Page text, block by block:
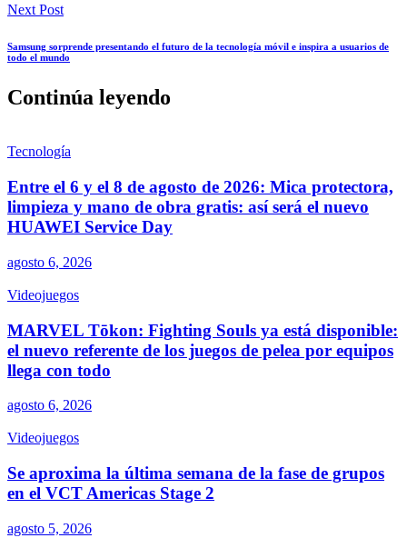
Next Post
Samsung sorprende presentando el futuro de la tecnología móvil e inspira a usuarios de
todo el mundo
Continúa leyendo
Tecnología
Entre el 6 y el 8 de agosto de 2026: Mica protectora,
limpieza y mano de obra gratis: así será el nuevo
HUAWEI Service Day
agosto 6, 2026
Videojuegos
MARVEL Tōkon: Fighting Souls ya está disponible:
el nuevo referente de los juegos de pelea por equipos
llega con todo
agosto 6, 2026
Videojuegos
Se aproxima la última semana de la fase de grupos
en el VCT Americas Stage 2
agosto 5, 2026